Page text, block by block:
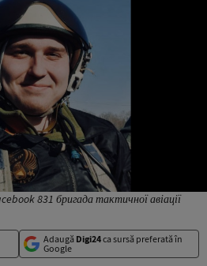
831 бригада тактичної авіації
Adaugă Digi24ca sursă preferată în
Google